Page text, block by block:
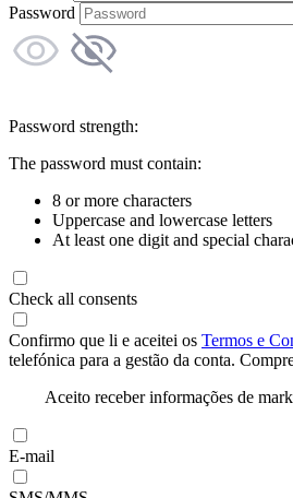
Password
Password strength:
The password must contain:
8 or more characters
Uppercase and lowercase letters
At least one digit and special
Check all consents
Confirmo que li e aceitei os Termos e
telefónica para a gestão da conta.
Aceito receber informações de
E-mail